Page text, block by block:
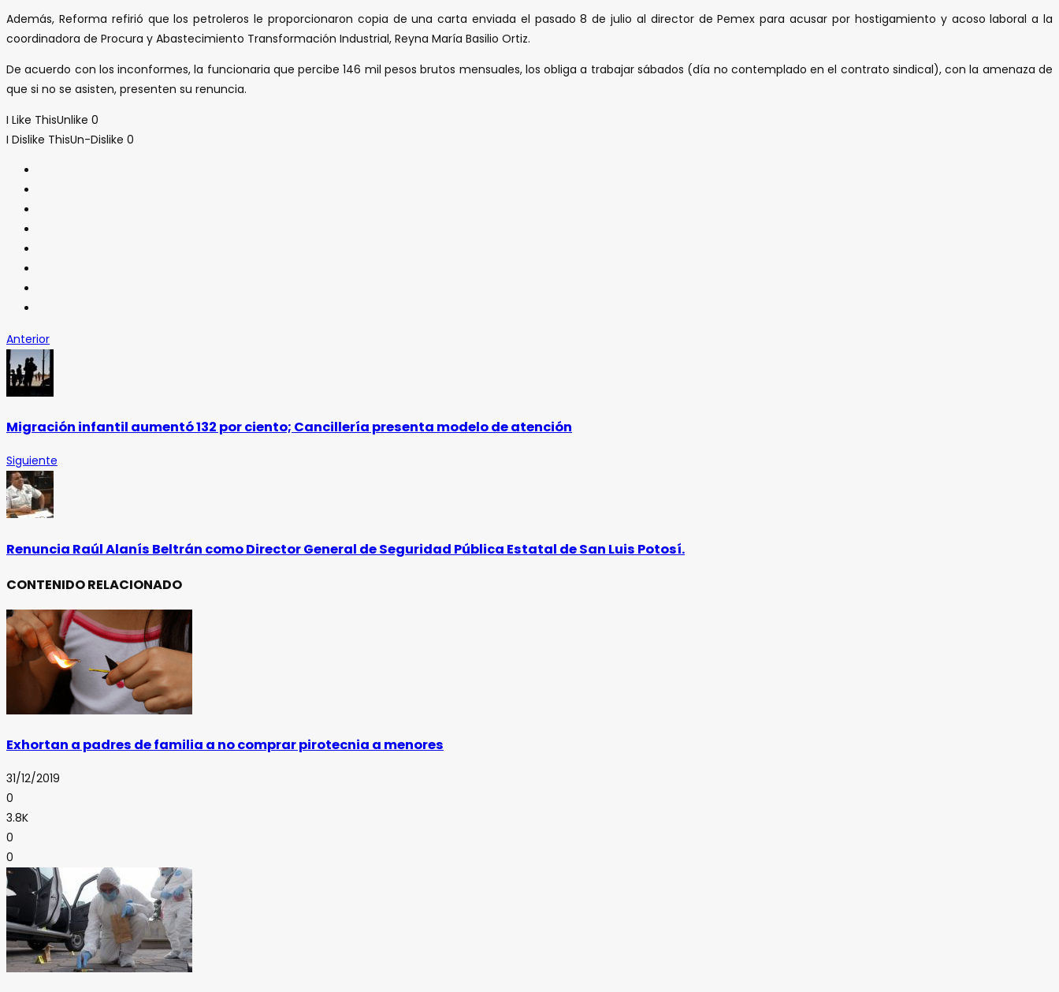
Además, Reforma refirió que los petroleros le proporcionaron copia de una carta enviada el pasado 8 de julio al director de Pemex para acusar por hostigamiento y acoso laboral a la
coordinadora de Procura y Abastecimiento Transformación Industrial, Reyna María Basilio Ortiz.
De acuerdo con los inconformes, la funcionaria que percibe 146 mil pesos brutos mensuales, los obliga a trabajar sábados (día no contemplado en el contrato sindical), con la amenaza de
que si no se asisten, presenten su renuncia.
I Like ThisUnlike 0
I Dislike ThisUn-Dislike 0
Anterior
Migración infantil aumentó 132 por ciento; Cancillería presenta modelo de atención
Siguiente
Renuncia Raúl Alanís Beltrán como Director General de Seguridad Pública Estatal de San Luis Potosí.
CONTENIDO RELACIONADO
Exhortan a padres de familia a no comprar pirotecnia a menores
31/12/2019
0
3.8K
0
0